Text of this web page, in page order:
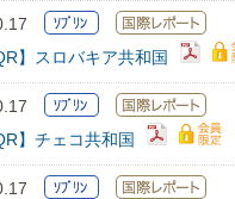
】スロバキア共和国
】チェコ共和国